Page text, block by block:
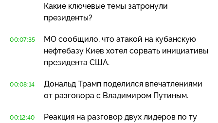
Какие ключевые темы затронули
президенты?
00:07:35
МО сообщило, что атакой на кубанскую
нефтебазу Киев хотел сорвать инициативы
президента США.
00:08:14
Дональд Трамп поделился впечатлениями
от разговора с Владимиром Путиным.
00:12:40
Реакция на разговор двух лидеров по ту